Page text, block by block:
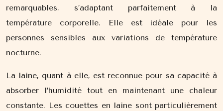
remarquables, s’adaptant parfaitement à la
température corporelle. Elle est idéale pour les
personnes sensibles aux variations de température
nocturne.
La laine, quant à elle, est reconnue pour sa capacité à
absorber l’humidité tout en maintenant une chaleur
constante. Les couettes en laine sont particulièrement